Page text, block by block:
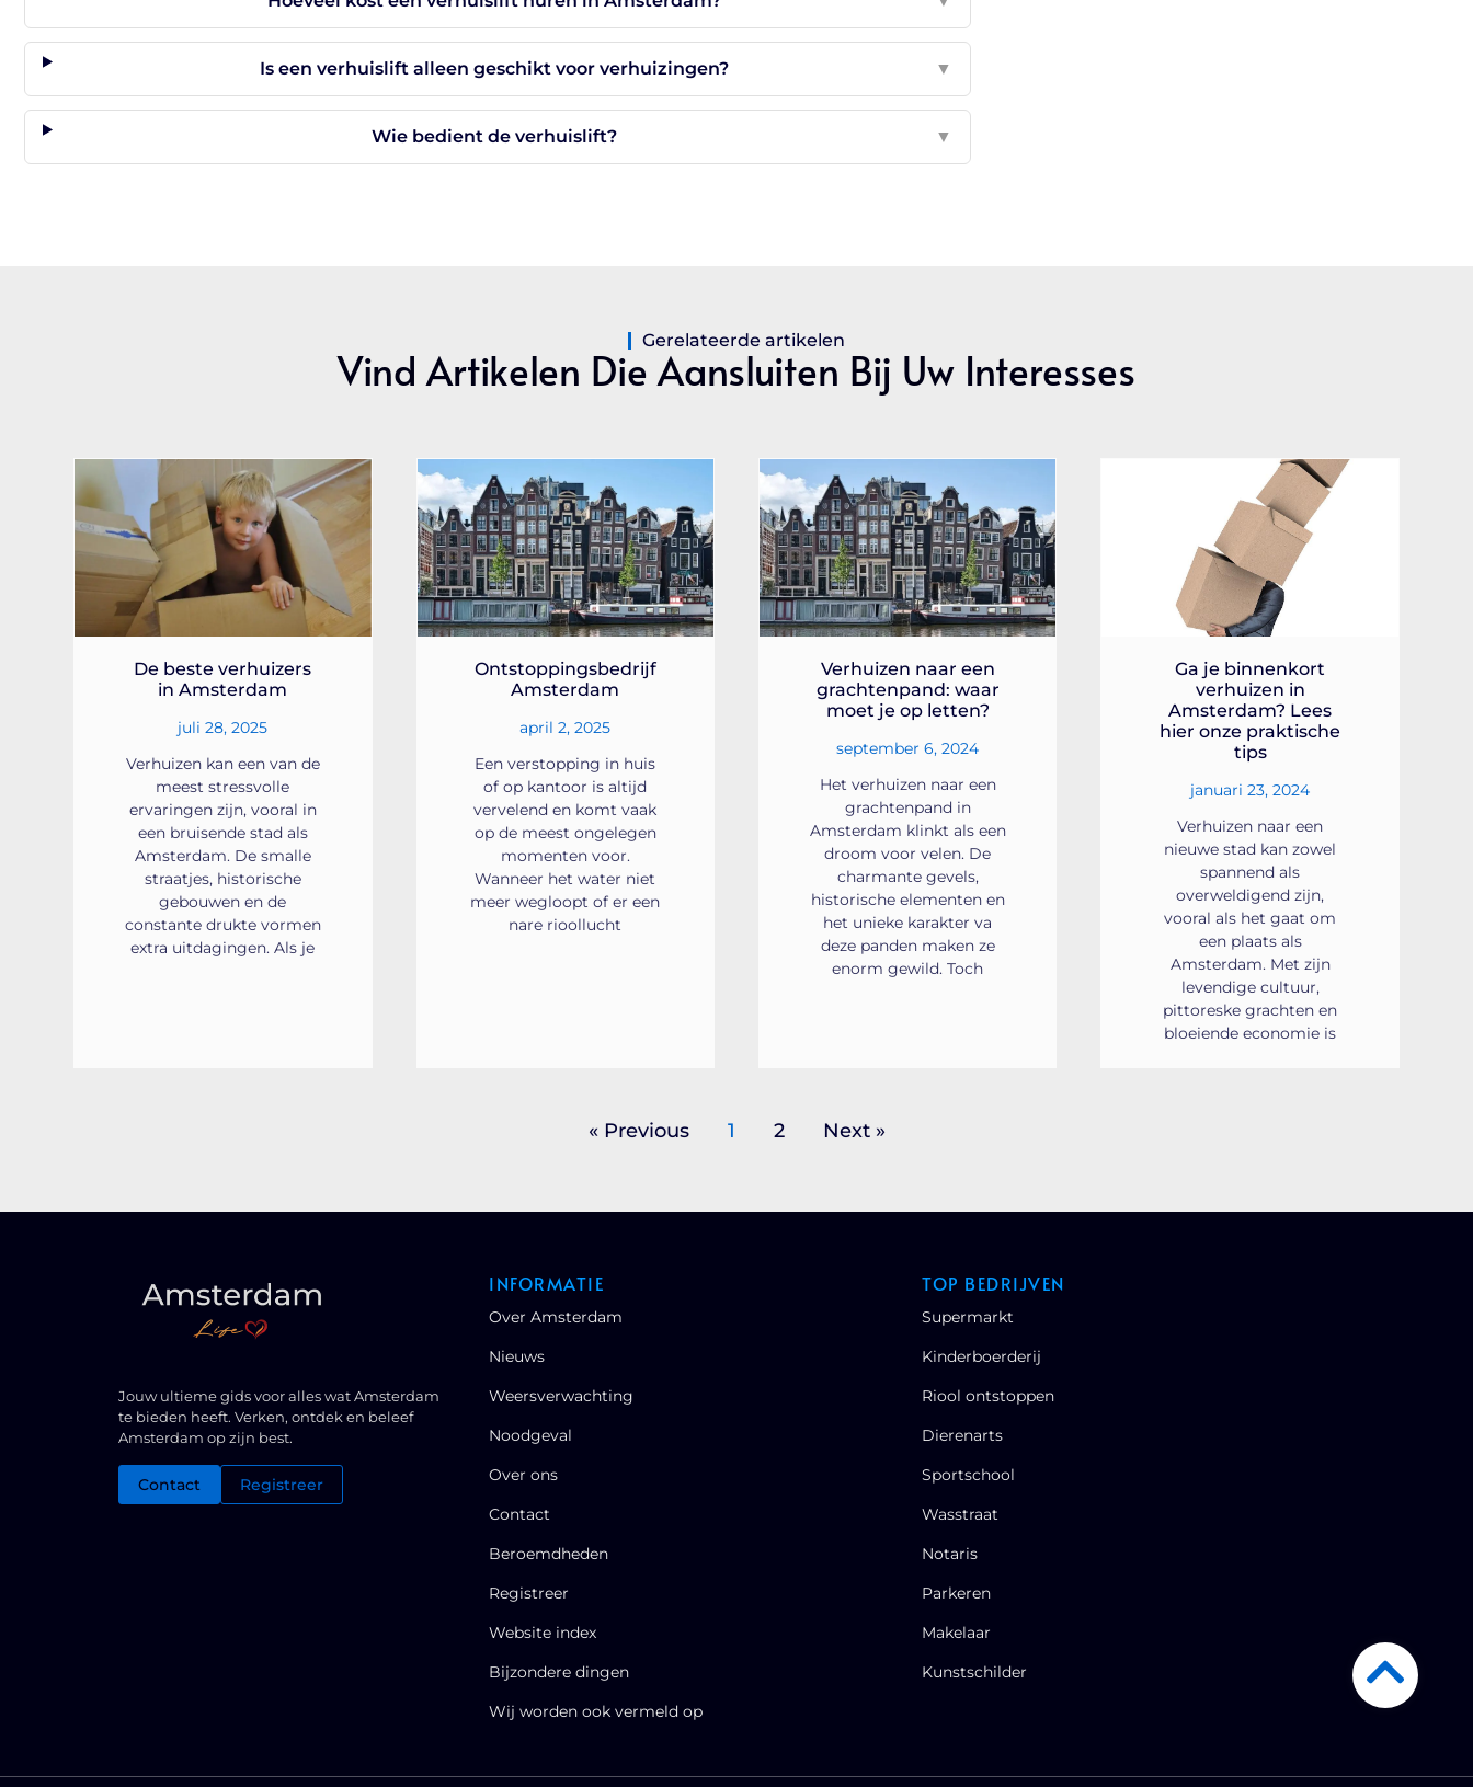
Is een verhuislift alleen geschikt voor verhuizingen? ▼
Wie bedient de verhuislift? ▼
Gerelateerde artikelen
Vind Artikelen Die Aansluiten Bij Uw Interesses
De beste verhuizers
in Amsterdam
juli 28, 2025
Verhuizen kan een van de
meest stressvolle
ervaringen zijn, vooral in
een bruisende stad als
Amsterdam. De smalle
straatjes, historische
gebouwen en de
constante drukte vormen
extra uitdagingen. Als je
Ontstoppingsbedrijf
Amsterdam
april 2, 2025
Een verstopping in huis
of op kantoor is altijd
vervelend en komt vaak
op de meest ongelegen
momenten voor.
Wanneer het water niet
meer wegloopt of er een
nare rioollucht
Verhuizen naar een
grachtenpand: waar
moet je op letten?
september 6, 2024
Het verhuizen naar een
grachtenpand in
Amsterdam klinkt als een
droom voor velen. De
charmante gevels,
historische elementen en
het unieke karakter va
deze panden maken ze
enorm gewild. Toch
Ga je binnenkort
verhuizen in
Amsterdam? Lees
hier onze praktische
tips
januari 23, 2024
Verhuizen naar een
nieuwe stad kan zowel
spannend als
overweldigend zijn,
vooral als het gaat om
een plaats als
Amsterdam. Met zijn
levendige cultuur,
pittoreske grachten en
bloeiende economie is
« Previous 1 2 Next »
Jouw ultieme gids voor alles wat Amsterdam
te bieden heeft. Verken, ontdek en beleef
Amsterdam op zijn best.
Contact Registreer
INFORMATIE
Over Amsterdam
Nieuws
Weersverwachting
Noodgeval
Over ons
Contact
Beroemdheden​
Registreer
Website index
Bijzondere dingen
Wij worden ook vermeld op
TOP BEDRIJVEN
Supermarkt
Kinderboerderij
Riool ontstoppen
Dierenarts
Sportschool
Wasstraat
Notaris
Parkeren
Makelaar
Kunstschilder